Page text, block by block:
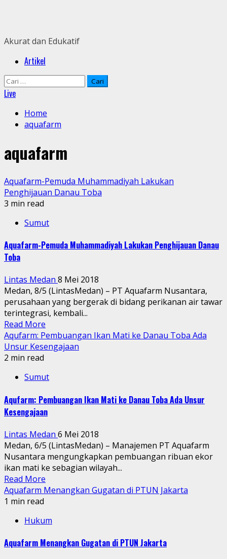
Akurat dan Edukatif
PrimaryArtikel
Cari
untuk:
Live
Home
aquafarm
aquafarm
Aquafarm-Pemuda Muhammadiyah Lakukan
Penghijauan Danau Toba
3 min read
Sumut
Aquafarm-Pemuda Muhammadiyah Lakukan Penghijauan Danau
Toba
Lintas Medan 8 Mei 2018
Medan, 8/5 (LintasMedan) – PT Aquafarm Nusantara,
perusahaan yang bergerak di bidang perikanan air tawar
terintegrasi, kembali...
Read More
Aqufarm: Pembuangan Ikan Mati ke Danau Toba Ada
Unsur Kesengajaan
2 min read
Sumut
Aqufarm: Pembuangan Ikan Mati ke Danau Toba Ada Unsur
Kesengajaan
Lintas Medan 6 Mei 2018
Medan, 6/5 (LintasMedan) – Manajemen PT Aquafarm
Nusantara mengungkapkan pembuangan ribuan ekor
ikan mati ke sebagian wilayah...
Read More
Aquafarm Menangkan Gugatan di PTUN Jakarta
1 min read
Hukum
Aquafarm Menangkan Gugatan di PTUN Jakarta